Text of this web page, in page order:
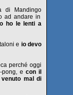
di Mandingo
ad andare in
ho le lenti a
e io devo
perché oggi
e con il
mal di